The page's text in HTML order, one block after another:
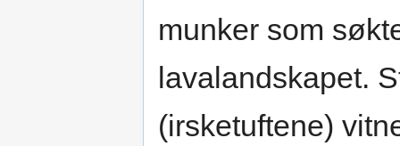
munker som
lavalandskapet.
(irsketuftene)